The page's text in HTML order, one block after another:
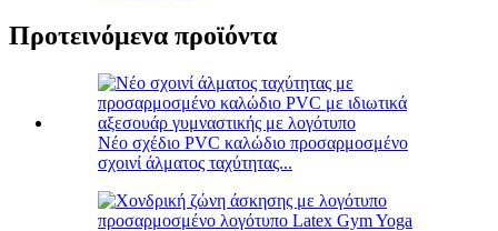
Προτεινόμενα προϊόντα
Νέο σχέδιο PVC καλώδιο προσαρμοσμένο
σχοινί άλματος ταχύτητας...